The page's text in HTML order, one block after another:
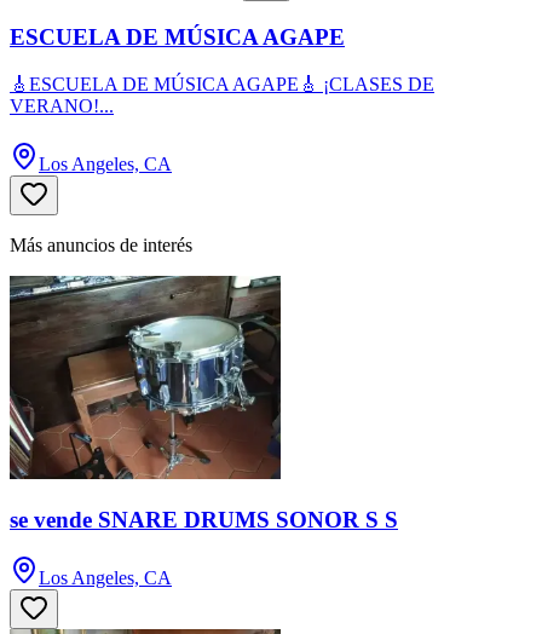
ESCUELA DE MÚSICA AGAPE
🎸ESCUELA DE MÚSICA AGAPE🎸 ¡CLASES DE
VERANO!...
Los Angeles, CA
Más anuncios de interés
se vende SNARE DRUMS SONOR S S
Los Angeles, CA